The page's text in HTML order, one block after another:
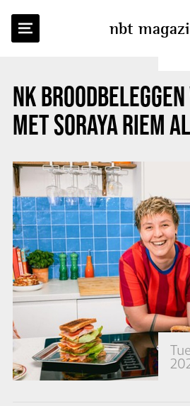
nbt
NK
MET SORAYA RIEM
BACK TO OVERVIEW